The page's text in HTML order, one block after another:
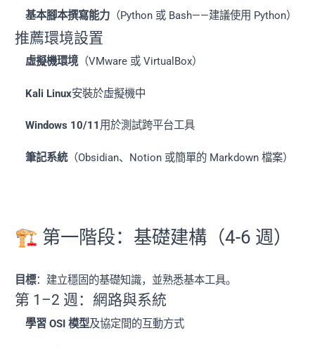
基本腳本撰寫能力 （Python 或 Bash——建議使用 Python）
推薦環境設置
虛擬機環境（VMware 或 VirtualBox）
Kali Linux安裝於虛擬機中
Windows 10/11 用於測試跨平台工具
筆記系統（Obsidian、Notion 或簡單的 Markdown 檔案）
🏗️ 第一階段：基礎建構（4-6 週）
目標：建立穩固的基礎知識，並熟悉基本工具。
第 1–2 週：網路與系統
學習 OSI 模型及協定間的互動方式